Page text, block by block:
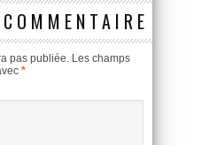
pas publiée. Les champs
*